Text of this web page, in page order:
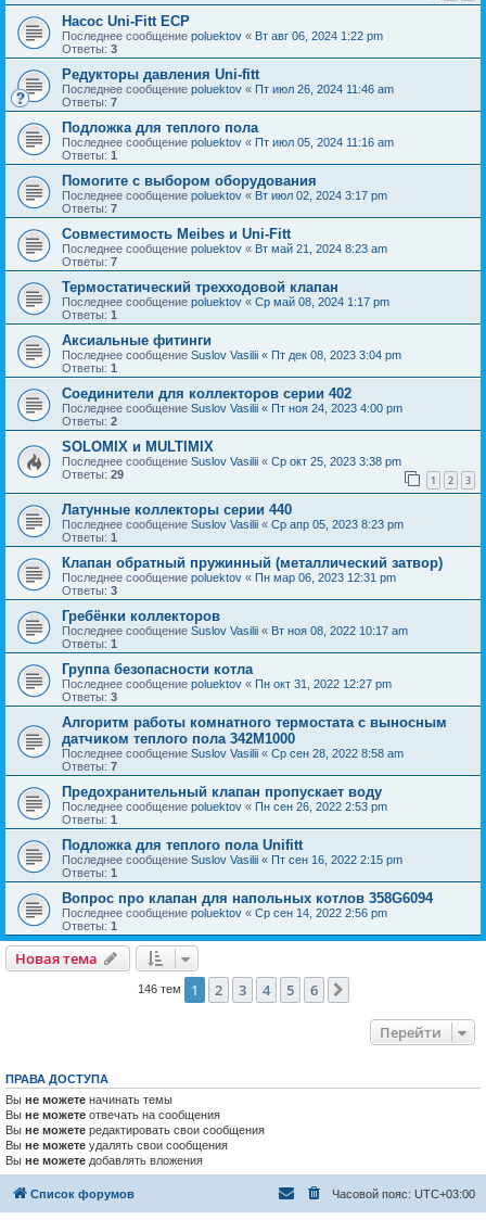
Насос Uni-Fitt ECP
Последнее сообщение poluektov « Вт авг 06, 2024 1:22 pm
Ответы: 3
Редукторы давления Uni-fitt
Последнее сообщение poluektov « Пт июл 26, 2024 11:46 am
Ответы: 7
Подложка для теплого пола
Последнее сообщение poluektov « Пт июл 05, 2024 11:16 am
Ответы: 1
Помогите с выбором оборудования
Последнее сообщение poluektov « Вт июл 02, 2024 3:17 pm
Ответы: 7
Совместимость Meibes и Uni-Fitt
Последнее сообщение poluektov « Вт май 21, 2024 8:23 am
Ответы: 7
Термостатический трехходовой клапан
Последнее сообщение poluektov « Ср май 08, 2024 1:17 pm
Ответы: 1
Аксиальные фитинги
Последнее сообщение Suslov Vasilii « Пт дек 08, 2023 3:04 pm
Ответы: 1
Соединители для коллекторов серии 402
Последнее сообщение Suslov Vasilii « Пт ноя 24, 2023 4:00 pm
Ответы: 2
SOLOMIX и MULTIMIX
Последнее сообщение Suslov Vasilii « Ср окт 25, 2023 3:38 pm
Ответы: 29 1 2 3
Латунные коллекторы серии 440
Последнее сообщение Suslov Vasilii « Ср апр 05, 2023 8:23 pm
Ответы: 1
Клапан обратный пружинный (металлический затвор)
Последнее сообщение poluektov « Пн мар 06, 2023 12:31 pm
Ответы: 3
Гребёнки коллекторов
Последнее сообщение Suslov Vasilii « Вт ноя 08, 2022 10:17 am
Ответы: 1
Группа безопасности котла
Последнее сообщение poluektov « Пн окт 31, 2022 12:27 pm
Ответы: 3
Алгоритм работы комнатного термостата с выносным
датчиком теплого пола 342M1000
Последнее сообщение Suslov Vasilii « Ср сен 28, 2022 8:58 am
Ответы: 7
Предохранительный клапан пропускает воду
Последнее сообщение poluektov « Пн сен 26, 2022 2:53 pm
Ответы: 1
Подложка для теплого пола Unifitt
Последнее сообщение Suslov Vasilii « Пт сен 16, 2022 2:15 pm
Ответы: 1
Вопрос про клапан для напольных котлов 358G6094
Последнее сообщение poluektov « Ср сен 14, 2022 2:56 pm
Ответы: 1
Новая тема
146 тем 1 2 3 4 5 6
Перейти
ПРАВА ДОСТУПА
Вы не можете начинать темы
Вы не можете отвечать на сообщения
Вы не можете редактировать свои сообщения
Вы не можете удалять свои сообщения
Вы не можете добавлять вложения
Список форумов Часовой пояс: UTC+03:00